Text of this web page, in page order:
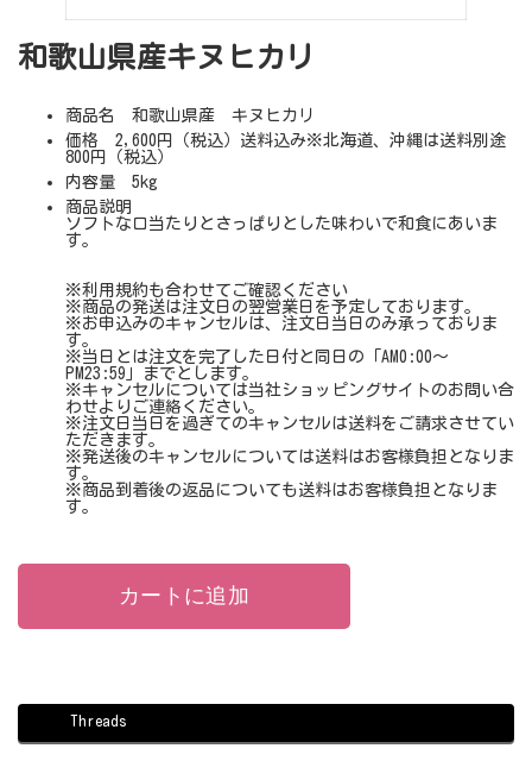
和歌山県産キヌヒカリ
商品名 和歌山県産 キヌヒカリ
価格 2,600円（税込）送料込み※北海道、沖縄は送料別途
800円（税込）
内容量 5kg
商品説明
ソフトな口当たりとさっぱりとした味わいで和食にあいま
す。
※利用規約も合わせてご確認ください
※商品の発送は注文日の翌営業日を予定しております。
※お申込みのキャンセルは、注文日当日のみ承っておりま
す。
※当日とは注文を完了した日付と同日の「AM0:00〜
PM23:59」までとします。
※キャンセルについては当社ショッピングサイトのお問い合
わせよりご連絡ください。
※注文日当日を過ぎてのキャンセルは送料をご請求させてい
ただきます。
※発送後のキャンセルについては送料はお客様負担となりま
す。
※商品到着後の返品についても送料はお客様負担となりま
す。
Threads